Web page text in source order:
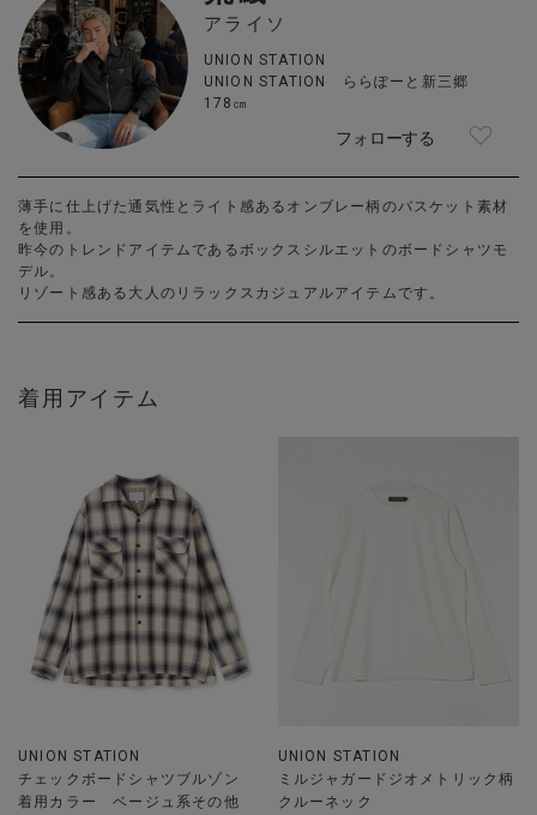
アライソ
UNION STATION
UNION STATION ららぽーと新三郷
178㎝
フォローする
薄手に仕上げた通気性とライト感あるオンブレー柄のバスケット素材
を使用。
昨今のトレンドアイテムであるボックスシルエットのボードシャツモ
デル。
リゾート感ある大人のリラックスカジュアルアイテムです。
着用アイテム
UNION STATION
チェックボードシャツブルゾン
着用カラー ベージュ系その他
UNION STATION
ミルジャガードジオメトリック柄
クルーネック